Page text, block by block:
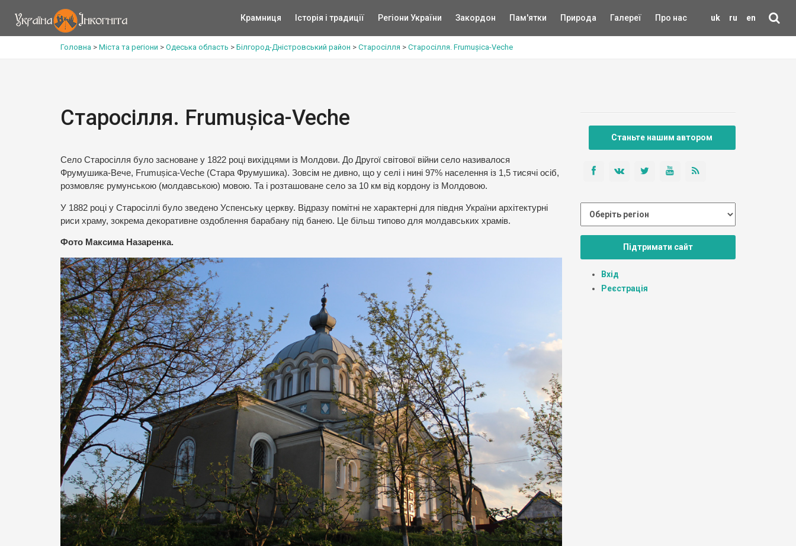
uk ru en
Крамниця Історія і традиції Регіони України Закордон Пам'ятки Природа Галереї Про нас
Головна > Міста та регіони > Одеська область > Білгород-Дністровський район > Старосілля > Старосілля. Frumușica-Veche
Старосілля. Frumușica-Veche
Село Старосілля було засноване у 1822 році вихідцями із Молдови. До Другої світової війни село називалося
Фрумушика-Вече, Frumușica-Veche (Стара Фрумушика). Зовсім не дивно, що у селі і нині 97% населення із 1,5 тисячі осіб,
розмовляє румунською (молдавською) мовою. Та і розташоване село за 10 км від кордону із Молдовою.
У 1882 році у Старосіллі було зведено Успенську церкву. Відразу помітні не характерні для півдня України архітектурні
риси храму, зокрема декоративне оздоблення барабану під банею. Це більш типово для молдавських храмів.
Фото Максима Назаренка.
Станьте нашим автором
Підтримати сайт
Вхід
Реєстрація